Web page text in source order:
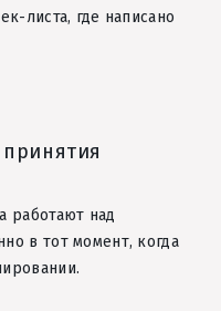
листа, где написано
работают над
в тот момент, когда